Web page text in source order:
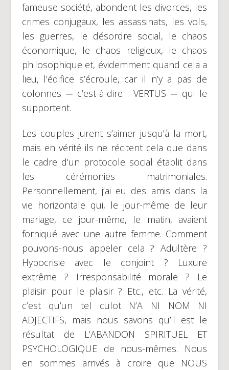
fameuse société, abondent les divorces, les
crimes conjugaux, les assassinats, les vols,
les guerres, le désordre social, le chaos
économique, le chaos religieux, le chaos
philosophique et, évidemment quand cela a
lieu, l’édifice s’écroule, car il n’y a pas de
colonnes ─ c’est-à-dire : VERTUS ─ qui le
supportent.
Les couples jurent s’aimer jusqu’à la mort,
mais en vérité ils ne récitent cela que dans
le cadre d’un protocole social établit dans
les cérémonies matrimoniales.
Personnellement, j’ai eu des amis dans la
vie horizontale qui, le jour-même de leur
mariage, ce jour-même, le matin, avaient
forniqué avec une autre femme. Comment
pouvons-nous appeler cela ? Adultère ?
Hypocrisie avec le conjoint ? Luxure
extrême ? Irresponsabilité morale ? Le
plaisir pour le plaisir ? Etc., etc. La vérité,
c’est qu’un tel culot N’A NI NOM NI
ADJECTIFS, mais nous savons qu’il est le
résultat de L’ABANDON SPIRITUEL ET
PSYCHOLOGIQUE de nous-mêmes. Nous
en sommes arrivés à croire que NOUS